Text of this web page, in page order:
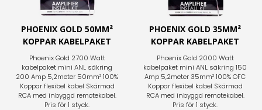
PHOENIX GOLD 50MM²
KOPPAR KABELPAKET
Phoenix Gold 2700 Watt
kabelpaket mini ANL säkring
200 Amp 5,2meter 50mm² 100%
Koppar flexibel kabel Skärmad
RCA med inbyggd remotekabel.
Pris för 1 styck.
PHOENIX GOLD 35MM²
KOPPAR KABELPAKET
Phoenix Gold 2000 Watt
kabelpaket mini ANL säkring 150
Amp 5,2meter 35mm² 100% OFC
Koppar flexibel kabel Skärmad
RCA med inbyggd remotekabel.
Pris för 1 styck.